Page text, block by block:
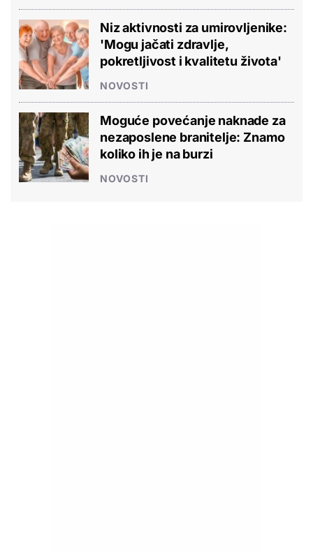
Niz aktivnosti za umirovljenike:
'Mogu jačati zdravlje,
pokretljivost i kvalitetu života'
NOVOSTI
Moguće povećanje naknade za
nezaposlene branitelje: Znamo
koliko ih je na burzi
NOVOSTI